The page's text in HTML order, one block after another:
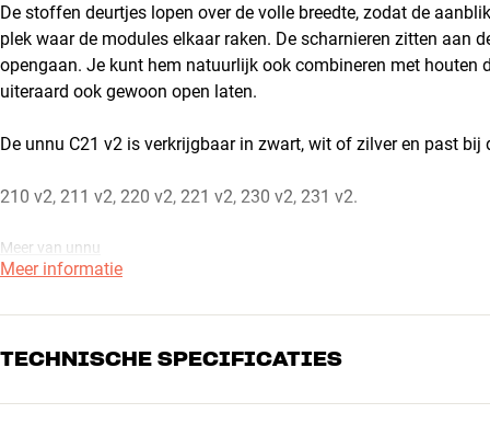
De stoffen deurtjes lopen over de volle breedte, zodat de
plek waar de modules elkaar raken. De scharnieren zitten aan
opengaan. Je kunt hem natuurlijk ook combineren met
uiteraard ook gewoon open laten.
De unnu C21 v2 is verkrijgbaar in zwart, wit of zilver en past bij
210 v2, 211 v2, 220 v2, 221 v2, 230 v2, 231 v2.
Meer van unnu
Meer informatie
TECHNISCHE SPECIFICATIES